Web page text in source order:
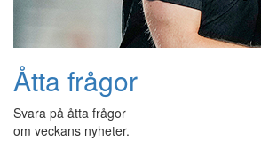
Åtta frågor
Svara på åtta frågor
om veckans nyheter.